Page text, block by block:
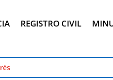
REGISTRO CIVIL